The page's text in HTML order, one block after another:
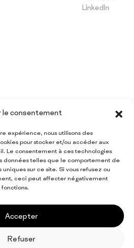
le consentement
expérience, nous utilisons des
pour stocker et/ou accéder aux
Le consentement à ces technologies
données telles que le comportement de
sur ce site. Si vous refusez ou
ceci peut affecter négativement
Accepter
Refuser
LinkedIn
newsletter